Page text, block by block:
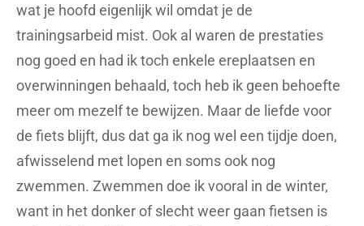
wat je hoofd eigenlijk wil omdat je de
trainingsarbeid mist. Ook al waren de prestaties
nog goed en had ik toch enkele ereplaatsen en
overwinningen behaald, toch heb ik geen behoefte
meer om mezelf te bewijzen. Maar de liefde voor
de fiets blijft, dus dat ga ik nog wel een tijdje doen,
afwisselend met lopen en soms ook nog
zwemmen. Zwemmen doe ik vooral in de winter,
want in het donker of slecht weer gaan fietsen is